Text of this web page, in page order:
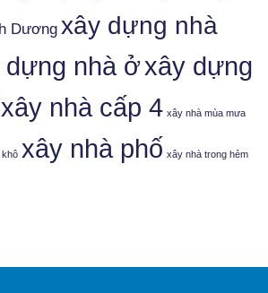
Dương xây dựng nhà
dựng nhà ởxây dựng
xây nhà cấp 4 xây nhà mùa mưa
khô xây nhà phố xây nhà trong hẻm